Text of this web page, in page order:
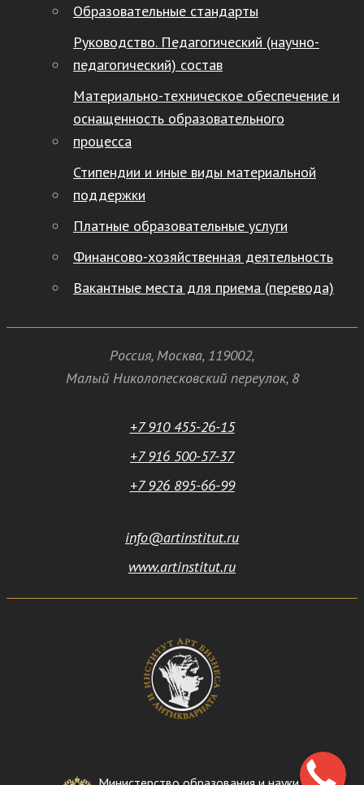
Образовательные стандарты
Руководство. Педагогический (научно-
педагогический) состав
Материально-техническое обеспечение и
оснащенность образовательного
процесса
Стипендии и иные виды материальной
поддержки
Платные образовательные услуги
Финансово-хозяйственная деятельность
Вакантные места для приема (перевода)
Россия, Москва, 119002,
Малый Николопесковский переулок,8
+7 910 455-26-15
+7 916 500-57-37
+7 926 895-66-99
info@artinstitut.ru
www.artinstitut.ru